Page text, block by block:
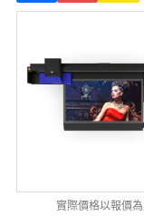
實際價格以報價